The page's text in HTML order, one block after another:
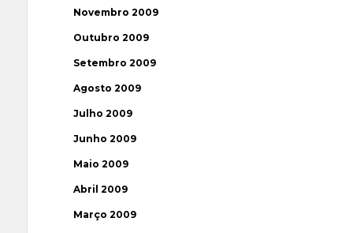
Novembro 2009
Outubro 2009
Setembro 2009
Agosto 2009
Julho 2009
Junho 2009
Maio 2009
Abril 2009
Março 2009